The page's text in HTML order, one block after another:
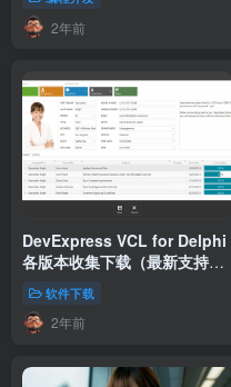
2年前
DevExpress VCL for Delphi
各版本收集下载（最新支持
Delphi 10.3 RIO）
软件下载
2年前